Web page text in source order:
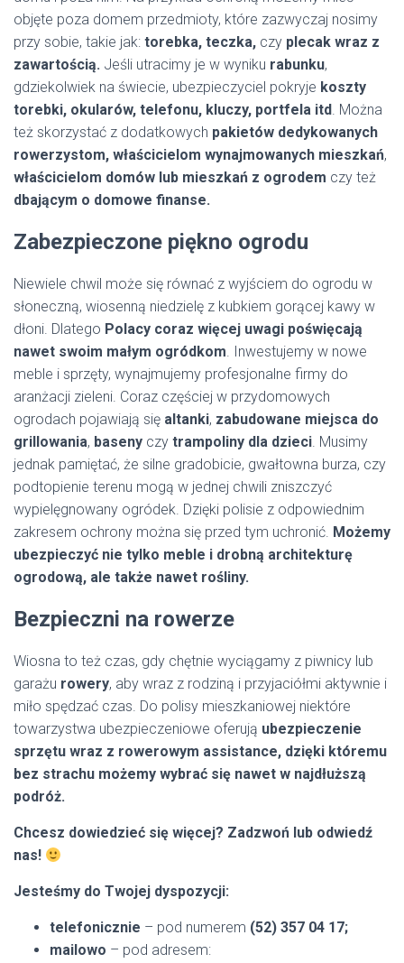
objęte poza domem przedmioty, które zazwyczaj nosimy
przy sobie, takie jak: torebka, teczka, czy plecak wraz z
zawartością. Jeśli utracimy je w wyniku rabunku,
gdziekolwiek na świecie, ubezpieczyciel pokryje koszty
torebki, okularów, telefonu, kluczy, portfela itd. Można
też skorzystać z dodatkowych pakietów dedykowanych
rowerzystom, właścicielom wynajmowanych mieszkań,
właścicielom domów lub mieszkań z ogrodem czy też
dbającym o domowe finanse.
Zabezpieczone piękno ogrodu
Niewiele chwil może się równać z wyjściem do ogrodu w
słoneczną, wiosenną niedzielę z kubkiem gorącej kawy w
dłoni. Dlatego Polacy coraz więcej uwagi poświęcają
nawet swoim małym ogródkom. Inwestujemy w nowe
meble i sprzęty, wynajmujemy profesjonalne firmy do
aranżacji zieleni. Coraz częściej w przydomowych
ogrodach pojawiają się altanki, zabudowane miejsca do
grillowania, baseny czy trampoliny dla dzieci. Musimy
jednak pamiętać, że silne gradobicie, gwałtowna burza, czy
podtopienie terenu mogą w jednej chwili zniszczyć
wypielęgnowany ogródek. Dzięki polisie z odpowiednim
zakresem ochrony można się przed tym uchronić. Możemy
ubezpieczyć nie tylko meble i drobną architekturę
ogrodową, ale także nawet rośliny.
Bezpieczni na rowerze
Wiosna to też czas, gdy chętnie wyciągamy z piwnicy lub
garażu rowery, aby wraz z rodziną i przyjaciółmi aktywnie i
miło spędzać czas. Do polisy mieszkaniowej niektóre
towarzystwa ubezpieczeniowe oferują ubezpieczenie
sprzętu wraz z rowerowym assistance, dzięki któremu
bez strachu możemy wybrać się nawet w najdłuższą
podróż.
Chcesz dowiedzieć się więcej? Zadzwoń lub odwiedź
nas!
Jesteśmy do Twojej dyspozycji:
telefonicznie – pod numerem (52) 357 04 17;
mailowo – pod adresem: